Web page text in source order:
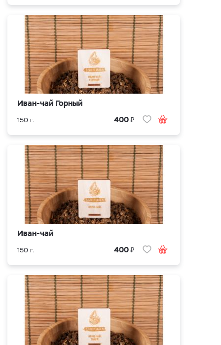
Иван-чай Горный
150 г. 400₽
Иван-чай
150 г. 400₽